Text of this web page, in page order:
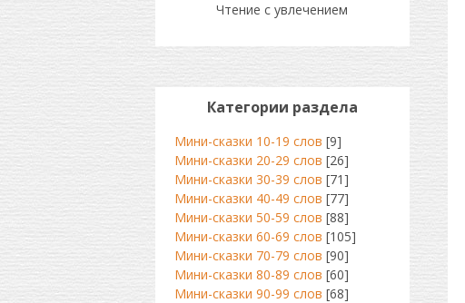
Чтение с увлечением
Категории раздела
Мини-сказки 10-19 слов [9]
Мини-сказки 20-29 слов [26]
Мини-сказки 30-39 слов [71]
Мини-сказки 40-49 слов [77]
Мини-сказки 50-59 слов [88]
Мини-сказки 60-69 слов [105]
Мини-сказки 70-79 слов [90]
Мини-сказки 80-89 слов [60]
Мини-сказки 90-99 слов [68]